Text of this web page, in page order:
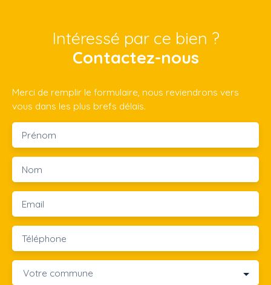
Intéressé par ce bien ?
Contactez-nous
Merci de remplir le formulaire, nous reviendrons vers
vous dans les plus brefs délais.
Prénom
Nom
Email
Téléphone
Votre commune